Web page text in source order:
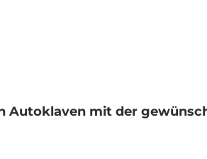
Autoklaven mit der